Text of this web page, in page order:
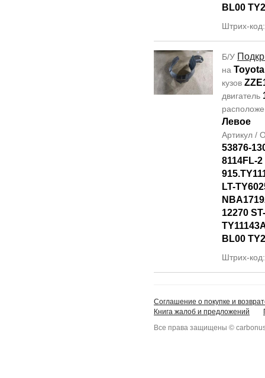
BL00
Штрих-
Б/У
на
кузов
двигатель
Левое
Артикул /
53876-
8114FL-2
LT-
12270
BL00
Штрих-
Соглашение о покупке и
Книга жалоб и предложений
Все права защищены ©